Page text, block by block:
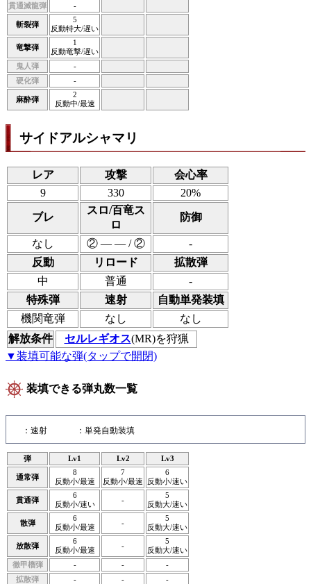
貫通滅龍弾
-
斬裂弾
5
反動特大/遅い
竜撃弾
1
反動竜撃/遅い
鬼人弾
-
硬化弾
-
麻酔弾
2
反動中/最速
サイドアルシャマリ
レア 攻撃
会心率
9
330 20%
ブレ
スロ/百竜ス
ロ
防御
なし ② ― ― / ②
-
反動
リロード
拡散弾
中
普通
-
特殊弾
速射
自動単発装填
機関竜弾
なし
なし
解放条件
セルレギオス(MR)を狩猟
▼装填可能な弾(タップで開閉)
装填できる弾丸数一覧
：速射 ：単発自動装填
弾 Lv1 Lv2 Lv3
通常弾
8
反動小/最速
7
反動小/最速
6
反動小/速い
貫通弾
6
反動小/速い
-
5
反動大/速い
散弾
6
反動小/最速
-
5
反動大/速い
放散弾
6
反動小/最速
-
5
反動大/速い
徹甲榴弾
- -
-
拡散弾
- -
-